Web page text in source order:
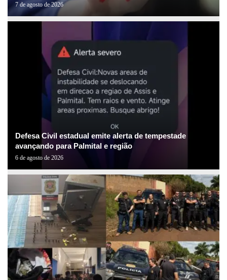
7 de agosto de 2026
Defesa Civil estadual emite alerta de tempestade
avançando para Palmital e região
6 de agosto de 2026